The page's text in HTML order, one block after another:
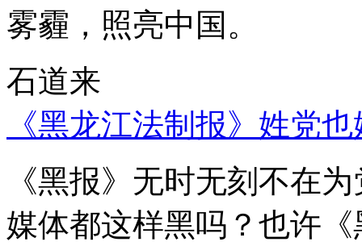
雾霾，照亮中国。
石道来
《黑龙江法制报》姓党
《黑报》无时无刻不在
媒体都这样黑吗？也许